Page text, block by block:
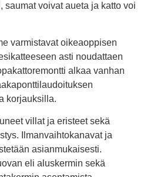
voivat aueta ja katto voi
varmistavat oikeaoppisen
asti noudattaen
alkaa vanhan
korjauksilla.
villat ja eristeet sekä
Ilmanvaihtokanavat ja
asianmukaisesti.
eli aluskermin sekä